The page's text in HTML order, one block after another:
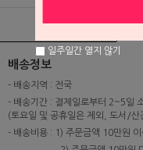
상품정보
배송정보
- 배송지역 : 전국
- 배송기간 : 결제일로부터 2~5일
(토요일 및 공휴일은 제외, 도서/산
- 배송비용 : 1) 주문금액 10만원
일주일간 열지 않기